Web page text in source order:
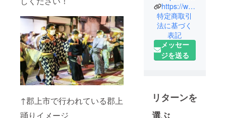
↑郡上市で行われている郡上
踊りイメージ
2024年に初
めて『かす
がい郡上踊
り』を開催
し、13,000
人もの方々
超えた大き
https://www.youtube.com/@Kasugaigujo/
特定商取引
法に基づく
表記
メッセー
ジを送る
リターンを